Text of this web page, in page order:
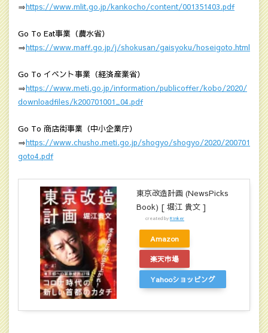
⇒https://www.mlit.go.jp/kankocho/content/001351403.pdf
Go To Eat事業（農水省）
⇒https://www.maff.go.jp/j/shokusan/gaisyoku/hoseigoto.html
Go To イベント事業（経済産業省）
⇒https://www.meti.go.jp/information/publicoffer/kobo/2020/
downloadfiles/k200701001_04.pdf
Go To 商店街事業（中小企業庁）
⇒https://www.chusho.meti.go.jp/shogyo/shogyo/2020/200701
goto4.pdf
東京改造計画 (NewsPicks
Book) [ 堀江 貴文 ]
created byRinker
Amazon
楽天市場
Yahooショッピング